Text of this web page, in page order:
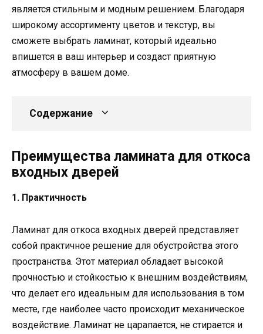
является стильным и модным решением. Благодаря
широкому ассортименту цветов и текстур, вы
сможете выбрать ламинат, который идеально
впишется в ваш интерьер и создаст приятную
атмосферу в вашем доме.
Содержание
Преимущества ламината для откоса
входных дверей
1. Практичность
Ламинат для откоса входных дверей представляет
собой практичное решение для обустройства этого
пространства. Этот материал обладает высокой
прочностью и стойкостью к внешним воздействиям,
что делает его идеальным для использования в том
месте, где наиболее часто происходит механическое
воздействие. Ламинат не царапается, не стирается и